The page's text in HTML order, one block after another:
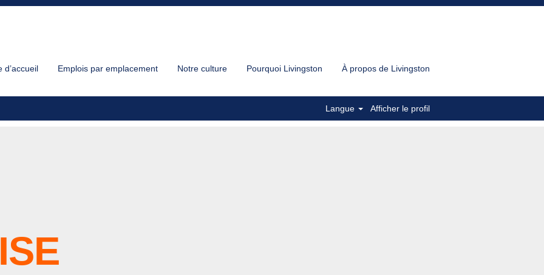
d’accueil Emplois par emplacement Notre culture Pourquoi Livingston À propos de Livingston
Langue Afficher le profil